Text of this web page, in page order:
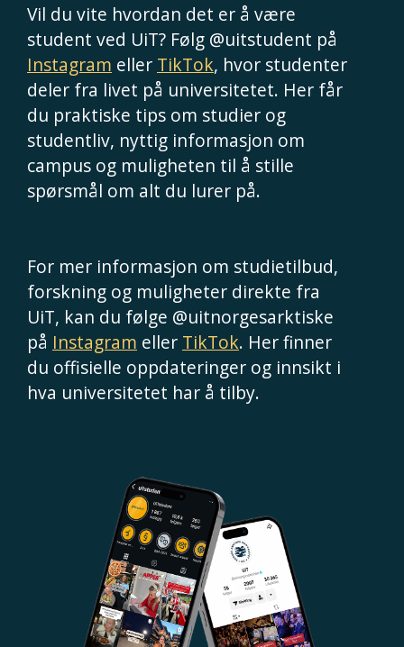
Vil du vite hvordan det er å være
student ved UiT? Følg @uitstudent på
Instagram eller TikTok, hvor studenter
deler fra livet på universitetet. Her får
du praktiske tips om studier og
studentliv, nyttig informasjon om
campus og muligheten til å stille
spørsmål om alt du lurer på.
For mer informasjon om studietilbud,
forskning og muligheter direkte fra
UiT, kan du følge @uitnorgesarktiske
på Instagram eller TikTok. Her finner
du offisielle oppdateringer og innsikt i
hva universitetet har å tilby.